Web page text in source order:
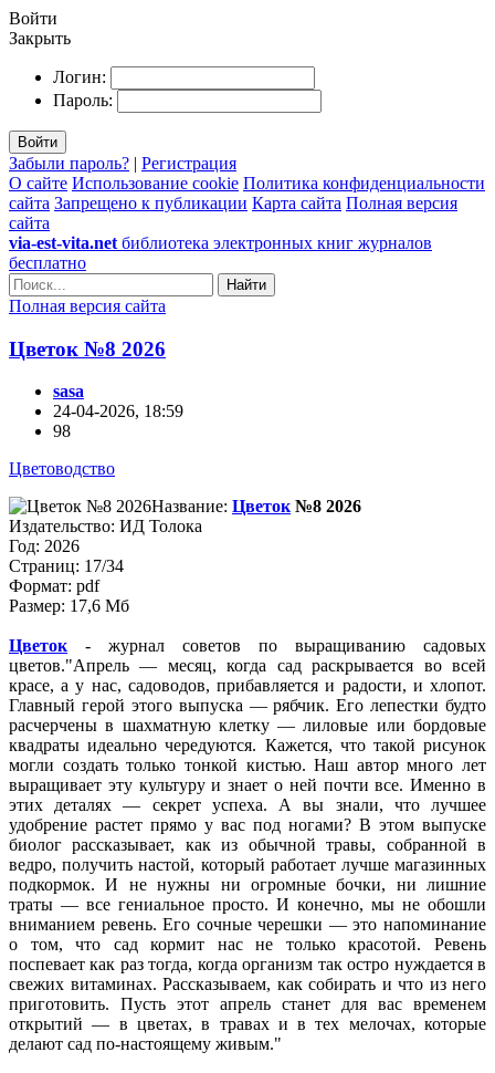
Войти
Закрыть
Логин:
Пароль:
Войти
Забыли пароль? | Регистрация
О сайте Использование cookie Политика конфиденциальности
сайта Запрещено к публикации Карта сайта Полная версия
сайта
via-est-vita.net библиотека электронных книг журналов
бесплатно
Найти
Полная версия сайта
Цветок №8 2026
sasa
24-04-2026, 18:59
98
Цветоводство
Название: Цветок№8 2026
Издательство: ИД Толока
Год: 2026
Страниц: 17/34
Формат: pdf
Размер: 17,6 Мб
Цветок- журнал советов по выращиванию садовых
цветов. Апрель — месяц, когда сад раскрывается во всей
красе, а у нас, садоводов, прибавляется и радости, и хлопот.
Главный герой этого выпуска — рябчик. Его лепестки будто
расчерчены в шахматную клетку — лиловые или бордовые
квадраты идеально чередуются. Кажется, что такой рисунок
могли создать только тонкой кистью. Наш автор много лет
выращивает эту культуру и знает о ней почти все. Именно в
этих деталях — секрет успеха. А вы знали, что лучшее
удобрение растет прямо у вас под ногами? В этом выпуске
биолог рассказывает, как из обычной травы, собранной в
ведро, получить настой, который работает лучше магазинных
подкормок. И не нужны ни огромные бочки, ни лишние
траты — все гениальное просто. И конечно, мы не обошли
вниманием ревень. Его сочные черешки — это напоминание
о том, что сад кормит нас не только красотой. Ревень
поспевает как раз тогда, когда организм так остро нуждается в
свежих витаминах. Рассказываем, как собирать и что из него
приготовить. Пусть этот апрель станет для вас временем
открытий — в цветах, в травах и в тех мелочах, которые
делают сад по-настоящему живым.